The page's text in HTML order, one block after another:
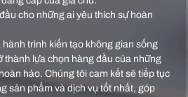
cho những ai yêu thích sự hoàn
hành trình kiến tạo không gian sống
thành lựa chọn hàng đầu của những
hảo. Chúng tôi cam kết sẽ tiếp tục
sản phẩm và dịch vụ tốt nhất, góp